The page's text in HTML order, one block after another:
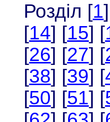
Розділ [1
[14] [15] [
[26] [27] [
[38] [39] [
[50] [51] [